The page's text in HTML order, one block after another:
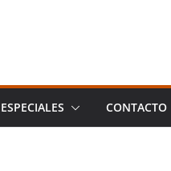
ESPECIALES CONTACTO